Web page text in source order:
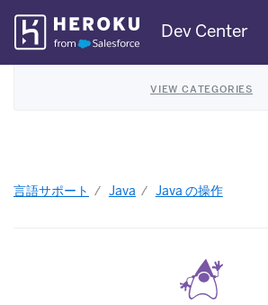
Skip
Navigation
Dev Center
VIEW CATEGORIES
言語サポート Java Java の操作